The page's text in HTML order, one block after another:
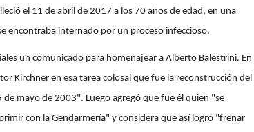
el 11 de abril de 2017 a los 70 años de edad, en una
encontraba internado por un proceso infeccioso.
un comunicado para homenajear a Alberto Balestrini. En
Kirchner en esa tarea colosal que fue la reconstrucción del
mayo de 2003". Luego agregó que fue él quien "se
con la Gendarmería" y considera que así logró "frenar